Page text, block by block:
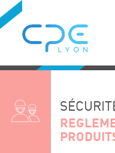
Formations
Formations
Infos pratiques
Cookies management panel